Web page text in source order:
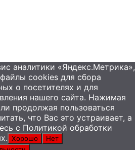
аналитики «Яндекс.Метрика»,
сookies для сбора
о посетителях и для
нашего сайта. Нажимая
продолжая пользоваться
что Вас это устраивает, а
с Политикой обработки
Хорошо
Нет